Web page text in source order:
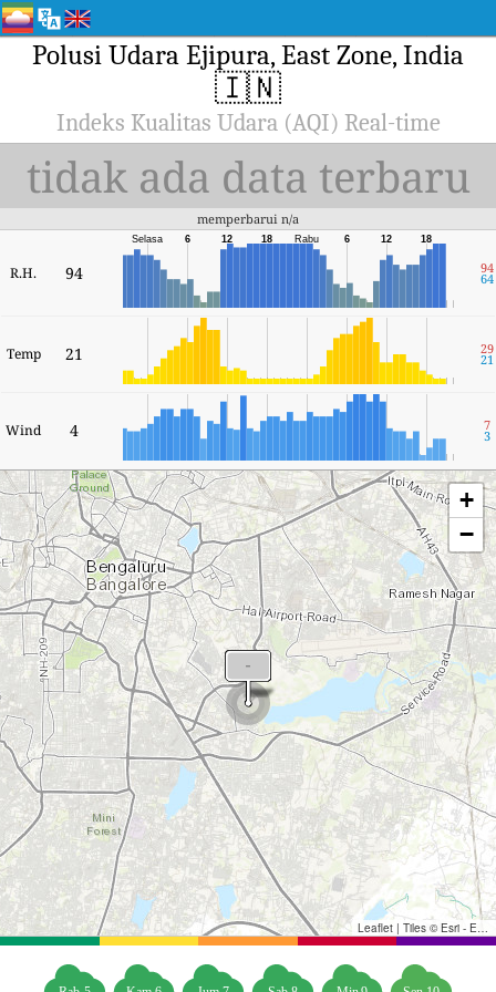
Polusi Udara Ejipura, East Zone, India
🇮🇳
Indeks Kualitas Udara (AQI) Real-time
tidak ada data terbaru
memperbarui n/a
R.H. 94
18
12
6
Rabu
18
12
6
Selasa
94
64
Temp 21 29
21
Wind 4 7
3
+
−
Leaflet | Tiles © Esri - Esri, DeLorme, NAVTEQ, TomTom, Intermap, iPC, USGS, FAO, NPS, NRCAN, GeoBase, Kadaster NL, Ordnance Survey, Esri Japan, METI, Esri China (Hong Kong), and the GIS User Community